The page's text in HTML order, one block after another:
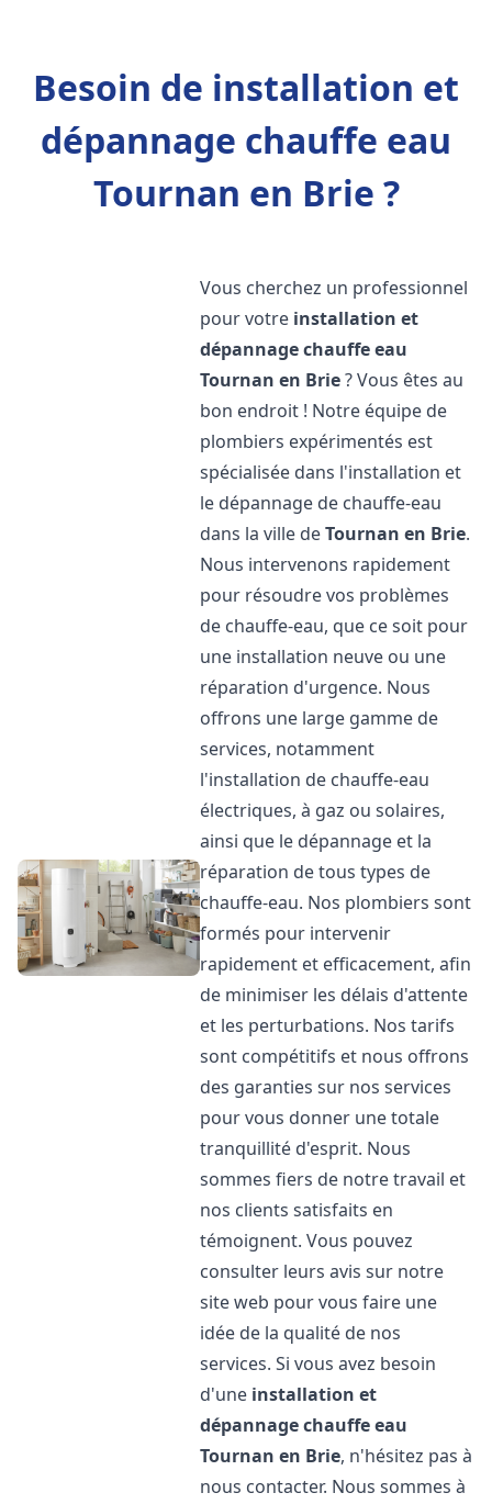
Besoin de installation et
dépannage chauffe eau
Tournan en Brie ?
Vous cherchez un professionnel
pour votre installation et
dépannage chauffe eau
Tournan en Brie? Vous êtes au
bon endroit ! Notre équipe de
plombiers expérimentés est
spécialisée dans l'installation et
le dépannage de chauffe-eau
dans la ville deTournan en Brie.
Nous intervenons rapidement
pour résoudre vos problèmes
de chauffe-eau, que ce soit pour
une installation neuve ou une
réparation d'urgence. Nous
offrons une large gamme de
services, notamment
l'installation de chauffe-eau
électriques, à gaz ou solaires,
ainsi que le dépannage et la
réparation de tous types de
chauffe-eau. Nos plombiers sont
formés pour intervenir
rapidement et efficacement, afin
de minimiser les délais d'attente
et les perturbations. Nos tarifs
sont compétitifs et nous offrons
des garanties sur nos services
pour vous donner une totale
tranquillité d'esprit. Nous
sommes fiers de notre travail et
nos clients satisfaits en
témoignent. Vous pouvez
consulter leurs avis sur notre
site web pour vous faire une
idée de la qualité de nos
services. Si vous avez besoin
d'une installation et
dépannage chauffe eau
Tournan en Brie, n'hésitez pas à
nous contacter. Nous sommes à